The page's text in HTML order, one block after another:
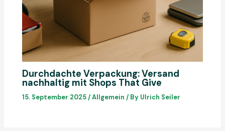
Durchdachte Verpackung: Versand
nachhaltig mit Shops That Give
15. September 2025 /Allgemein / By Ulrich Seiler